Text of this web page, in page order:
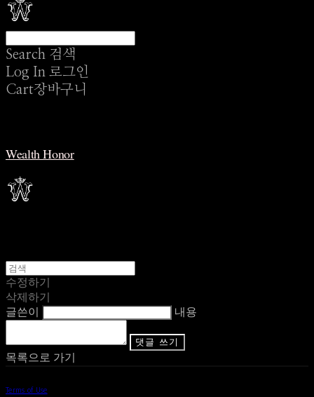
Search 검색
Log In 로그인
Cart장바구니
Wealth Honor
수정하기
삭제하기
글쓴이
내용
댓글 쓰기
목록으로 가기
Terms of Use